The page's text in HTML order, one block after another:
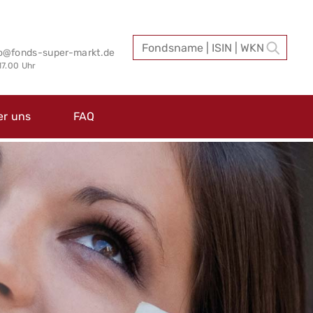
super-markt.de
Uhr
uns FAQ